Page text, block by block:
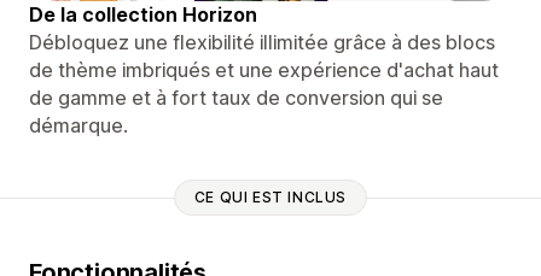
De la collection Horizon
Débloquez une flexibilité illimitée grâce à des blocs
de thème imbriqués et une expérience d'achat haut
de gamme et à fort taux de conversion qui se
démarque.
CE QUI EST INCLUS